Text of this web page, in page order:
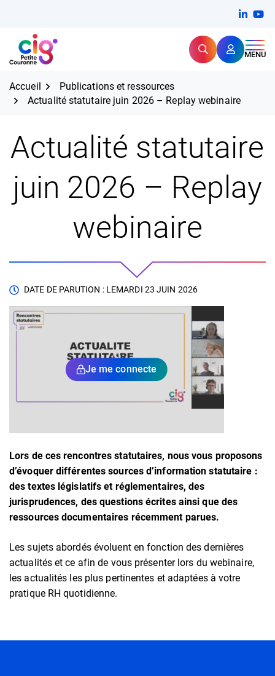
contenu
CIG Petite Couronne RechercherMENU
Expertise et proximité pour
Accueil
Publications et ressources
Actualité statutaire juin 2026 – Replay webinaire
Actualité statutaire
juin 2026 – Replay
webinaire
DATE DE PARUTION : LEMARDI 23 JUIN 2026
Je me connecte
Lors de ces rencontres statutaires, nous vous proposons
d’évoquer différentes sources d’information statutaire :
des textes législatifs et réglementaires, des
jurisprudences, des questions écrites ainsi que des
ressources documentaires récemment parues.
Les sujets abordés évoluent en fonction des dernières
actualités et ce afin de vous présenter lors du webinaire,
les actualités les plus pertinentes et adaptées à votre
pratique RH quotidienne.